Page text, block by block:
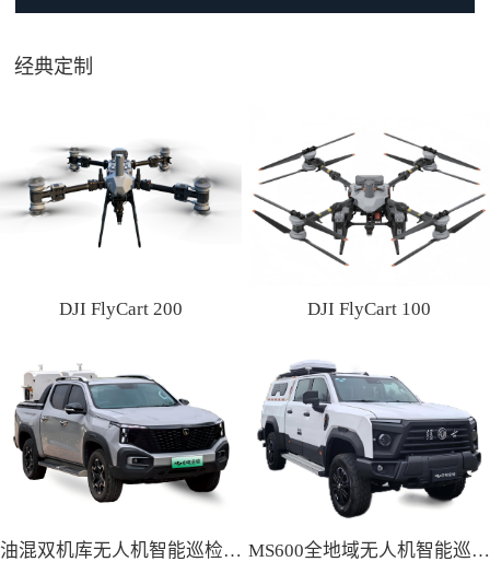
经典定制
DJI FlyCart 200 DJI FlyCart 100
油混双机库无人机智能巡检车（面议） MS600全地域无人机智能巡检作业车（面议）